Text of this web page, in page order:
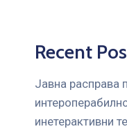
Recent
Јавна расправа
инетерактивни